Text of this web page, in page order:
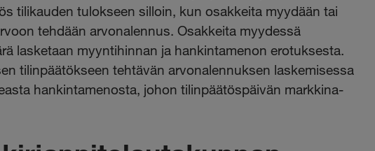
tilikauden tulokseen silloin, kun osakkeita myydään tai
tehdään arvonalennus. Osakkeita myydessä
lasketaan myyntihinnan ja hankintamenon erotuksesta.
tilinpäätökseen tehtävän arvonalennuksen laskemisessa
hankintamenosta, johon tilinpäätöspäivän markkina-